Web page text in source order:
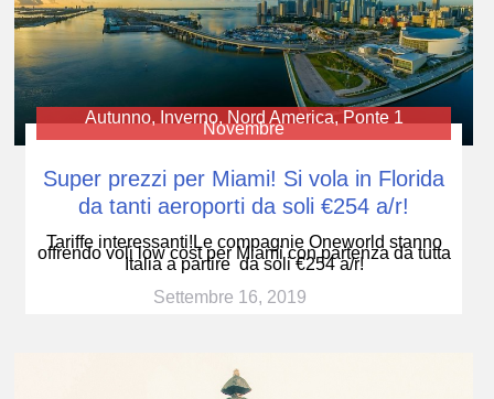
Autunno, Inverno, Nord America, Ponte 1
Novembre
Super prezzi per Miami! Si vola in Florida
da tanti aeroporti da soli €254 a/r!
Tariffe interessanti!Le compagnie Oneworld stanno
offrendo voli low cost per Miami con partenza da tutta
Italia a partire da soli €254 a/r!
Settembre 16, 2019